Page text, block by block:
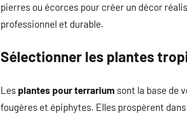
pierres ou écorces pour créer un décor
professionnel et durable.
Sélectionner les plantes
Les plantes pour terrarium sont la base de
fougères et épiphytes. Elles prospèrent